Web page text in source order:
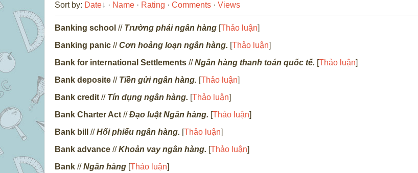
Sort by: Date · Name · Rating · Comments · Views
Banking school // Trường phái ngân hàng [Thảo luận]
Banking panic //Cơn hoảng loạn ngân hàng. [Thảo luận]
Bank for international Settlements //Ngân hàng thanh toán quốc tế. [Thảo luận]
Bank deposite // Tiền gửi ngân hàng. [Thảo luận]
Bank credit // Tín dụng ngân hàng. [Thảo luận]
Bank Charter Act //Đạo luật Ngân hàng. [Thảo luận]
Bank bill
//Hối phiếu ngân hàng. [Thảo luận]
Bank advance //Khoản vay ngân hàng. [Thảo luận]
Bank //Ngân hàng [Thảo luận]